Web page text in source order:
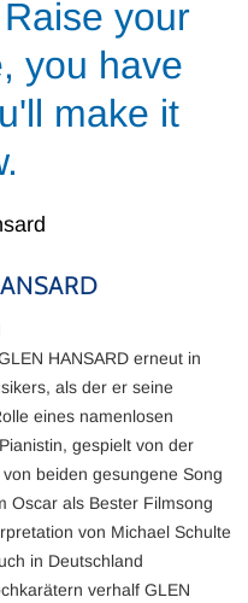
your
you have
make it
HANSARD erneut in
als der er seine
eines namenlosen
gespielt von der
beiden gesungene Song
Oscar als Bester Filmsong
von Michael Schulte
in Deutschland
verhalf GLEN